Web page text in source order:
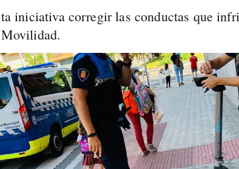
iniciativa corregir las conductas que